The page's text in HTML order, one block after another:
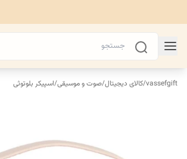
vassefgift
/کالای دیجیتال/صوت و موسیقی/اسپیکر بلوتوثی